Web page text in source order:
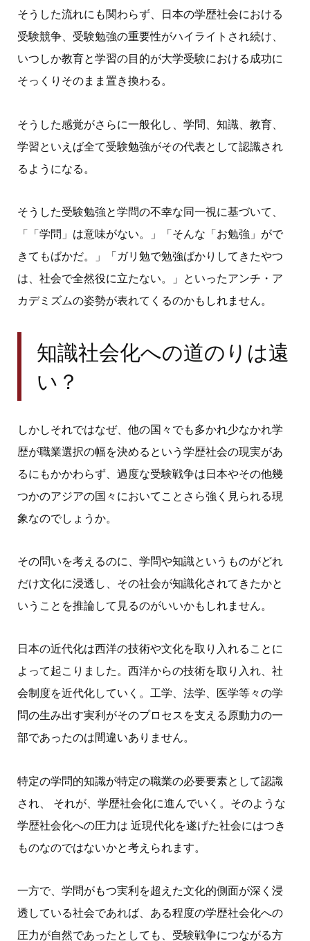
そうした流れにも関わらず、日本の学歴社会における
受験競争、受験勉強の重要性がハイライトされ続け、
いつしか教育と学習の目的が大学受験における成功に
そっくりそのまま置き換わる。
そうした感覚がさらに一般化し、学問、知識、教育、
学習といえば全て受験勉強がその代表として認識され
るようになる。
そうした受験勉強と学問の不幸な同一視に基づいて、
「「学問」は意味がない。」「そんな「お勉強」がで
きてもばかだ。」「ガリ勉で勉強ばかりしてきたやつ
は、社会で全然役に立たない。」といったアンチ・ア
カデミズムの姿勢が表れてくるのかもしれません。
知識社会化への道のりは遠
い？
しかしそれではなぜ、他の国々でも多かれ少なかれ学
歴が職業選択の幅を決めるという学歴社会の現実があ
るにもかかわらず、過度な受験戦争は日本やその他幾
つかのアジアの国々においてことさら強く見られる現
象なのでしょうか。
その問いを考えるのに、学問や知識というものがどれ
だけ文化に浸透し、その社会が知識化されてきたかと
いうことを推論して見るのがいいかもしれません。
日本の近代化は西洋の技術や文化を取り入れることに
よって起こりました。西洋からの技術を取り入れ、社
会制度を近代化していく。工学、法学、医学等々の学
問の生み出す実利がそのプロセスを支える原動力の一
部であったのは間違いありません。
特定の学問的知識が特定の職業の必要要素として認識
され、 それが、学歴社会化に進んでいく。そのような
学歴社会化への圧力は 近現代化を遂げた社会にはつき
ものなのではないかと考えられます。
一方で、学問がもつ実利を超えた文化的側面が深く浸
透している社会であれば、ある程度の学歴社会化への
圧力が自然であったとしても、受験戦争につながる方